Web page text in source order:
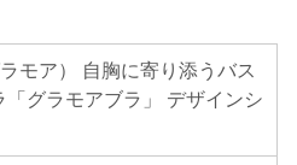
モア） 自胸に寄り添うバス
「グラモアブラ」 デザインシ